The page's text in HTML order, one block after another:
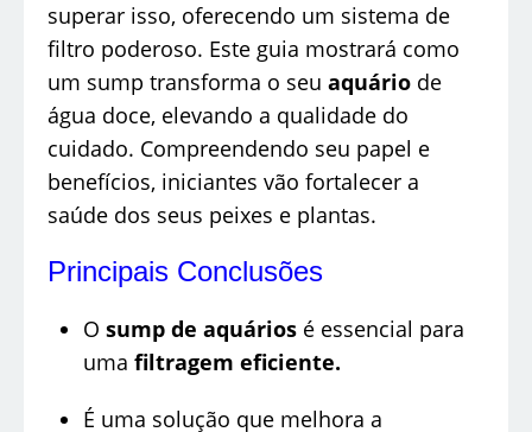
superar isso, oferecendo um sistema de
filtro poderoso. Este guia mostrará como
um sump transforma o seu aquário de
água doce, elevando a qualidade do
cuidado. Compreendendo seu papel e
benefícios, iniciantes vão fortalecer a
saúde dos seus peixes e plantas.
Principais Conclusões
O sump de aquários é essencial para
uma filtragem eficiente.
É uma solução que melhora a